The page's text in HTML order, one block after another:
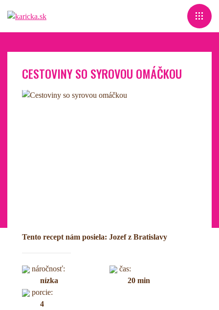
CESTOVINY SO SYROVOU OMÁČKOU
Tento recept nám posiela: Jozef z Bratislavy
náročnosť:
nízka
čas:
20 min
porcie:
4